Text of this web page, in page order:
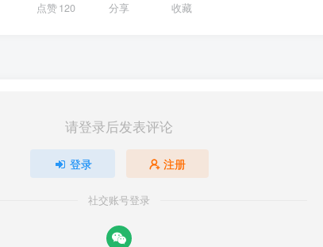
点赞120 分享 收藏
请登录后发表评论
登录 注册
社交账号登录